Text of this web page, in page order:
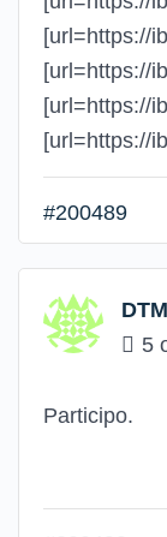
[url=https://
[url=https://
[url=https://
[url=https://
#200489
5
Participo.